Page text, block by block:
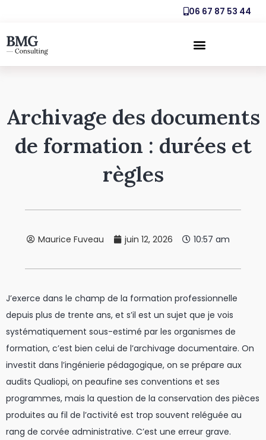
06 67 87 53 44
Archivage des documents
de formation : durées et
règles
Maurice Fuveau juin 12, 2026 10:57 am
J’exerce dans le champ de la formation professionnelle
depuis plus de trente ans, et s’il est un sujet que je vois
systématiquement sous-estimé par les organismes de
formation, c’est bien celui de l’archivage documentaire. On
investit dans l’ingénierie pédagogique, on se prépare aux
audits Qualiopi, on peaufine ses conventions et ses
programmes, mais la question de la conservation des pièces
produites au fil de l’activité est trop souvent reléguée au
rang de corvée administrative. C’est une erreur grave.